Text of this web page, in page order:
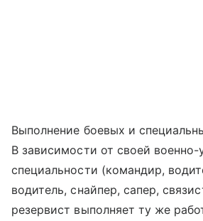
Выполнение боевых и
В зависимости от своей военно-
специальности (командир,
водитель, снайпер, сапер,
резервист выполняет ту же